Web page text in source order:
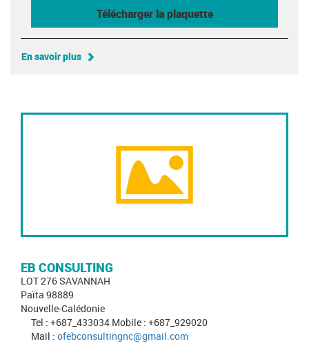
Télécharger la plaquette
En savoir plus
EB CONSULTING
LOT 276 SAVANNAH
Païta 98889
Nouvelle-Calédonie
Tel : +687_433034 Mobile : +687_929020
Mail : ofebconsultingnc@gmail.com